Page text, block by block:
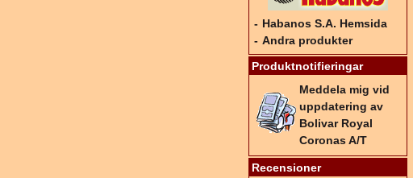
- Habanos S.A. Hemsida
- Andra produkter
Produktnotifieringar
Meddela mig vid
uppdatering av
Bolivar Royal
Coronas A/T
Recensioner